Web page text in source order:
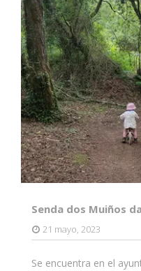
Senda dos Muiños
21 mayo, 2023
Se encuentra en el